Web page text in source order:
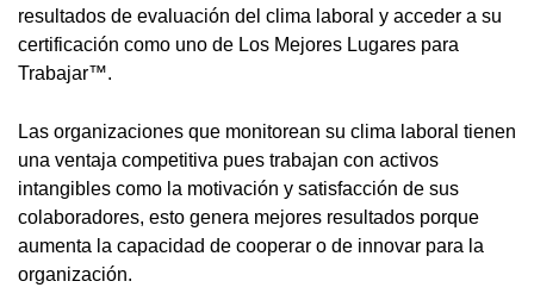
resultados de evaluación del clima laboral y acceder a su
certificación como uno de Los Mejores Lugares para
Trabajar™.
Las organizaciones que monitorean su clima laboral tienen
una ventaja competitiva pues trabajan con activos
intangibles como la motivación y satisfacción de sus
colaboradores, esto genera mejores resultados porque
aumenta la capacidad de cooperar o de innovar para la
organización.